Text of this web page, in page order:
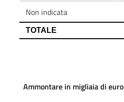
Ammontare in migliaia di euro